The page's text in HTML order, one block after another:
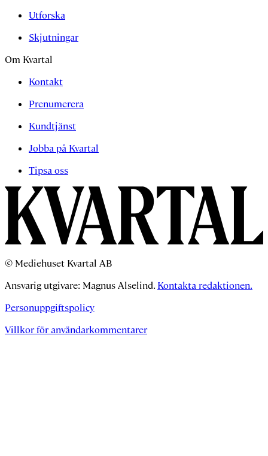
Utforska
Skjutningar
Om Kvartal
Kontakt
Prenumerera
Kundtjänst
Jobba på Kvartal
Tipsa oss
© Mediehuset Kvartal AB
Ansvarig utgivare: Magnus Alselind. Kontakta redaktionen.
Personuppgiftspolicy
Villkor för användarkommentarer